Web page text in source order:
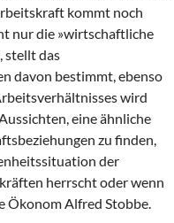
kommt noch
nur die »wirtschaftliche
stellt das
davon bestimmt, ebenso
wird
eine ähnliche
zu finden,
der
herrscht oder wenn
Ökonom Alfred Stobbe.